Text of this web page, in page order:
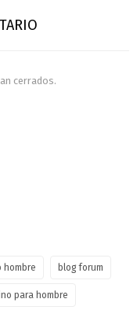
cerrados.
hombre blog forum
para hombre